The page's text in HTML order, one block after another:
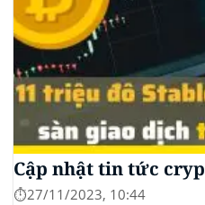
Cập nhật tin tức
⏱️27/11/2023, 10:44